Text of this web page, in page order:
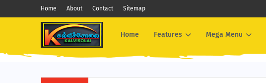
Home About Contact Sitemap
Home Features Mega Menu